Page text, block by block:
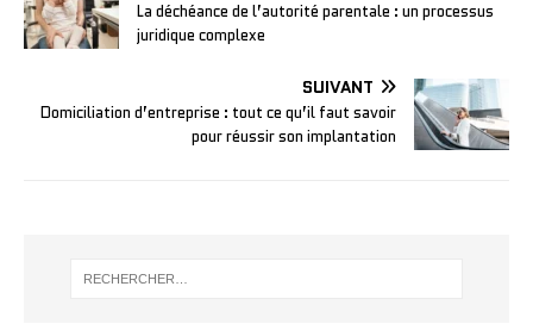
La déchéance de l’autorité parentale : un processus
juridique complexe
SUIVANT
Domiciliation d’entreprise : tout ce qu’il faut savoir
pour réussir son implantation